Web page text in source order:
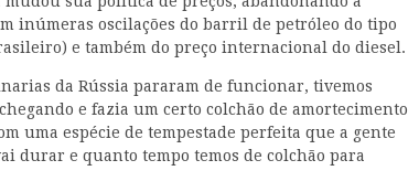
inúmeras oscilações do barril de petróleo do tipo
e também do preço internacional do diesel.
da Rússia pararam de funcionar, tivemos
e fazia um certo colchão de amortecimento
uma espécie de tempestade perfeita que a gente
durar e quanto tempo temos de colchão para